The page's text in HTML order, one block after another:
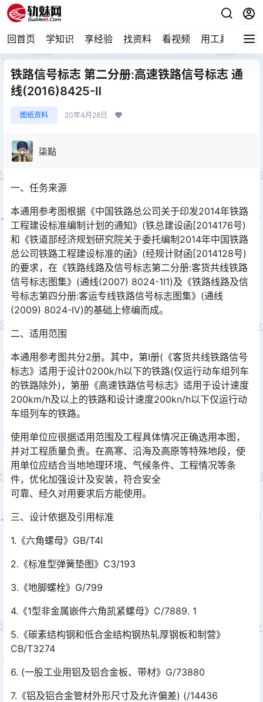
回首页 学知识 享经验 找资料 看视频 用工具 论技
铁路信号标志 第二分册:高速铁路信号标志 通
线(2016)8425-Ⅱ
图纸资料 20年4月28日
柒點
一、任务来源
本通用参考图根据《中国铁路总公司关于印发2014年铁路
工程建设标准编制计划的通知》(铁总建设函[2014176号)
和《铁道部经济规划研究院关于委托编制2014年中国铁路
总公司铁路工程建设标准的函》(经规计财函[2014128号)
的要求，在《铁路线路及信号标志第二分册:客货共线铁路
信号标志图集》(通线(2007) 8024-1I1)及《铁路线路及信
号标志第四分册:客运专线铁路信号标志图集》(通线
(2009) 8024-IV)的基础上修编而成。󠅅󠅃󠄵󠅂󠄪󠇖󠆨󠆨󠇕󠆞󠆒󠅬󠇘󠆭󠆘󠇙󠆝󠅵󠇗󠆭󠆁󠄐󠇗󠅹󠅸󠇖󠆍󠅳󠇖󠅹󠅰󠇖󠆌󠅹
二、适用范围
本通用参考图共分2册。其中，第I册(《客货共线铁路信号
标志》适用于设计0200k/h以下的铁路(仅运行动车组列车
的铁路除外)，第册《高速铁路信号标志》适用于设计速度
200km/h及以上的铁路和设计速度200kn/h以下仅运行动
车组列车的铁路。󠅅󠅃󠄵󠅂󠄪󠇖󠆨󠆨󠇕󠆞󠆒󠅬󠇘󠆭󠆘󠇙󠆝󠅵󠇗󠆭󠆁󠄐󠇗󠅹󠅸󠇖󠆍󠅳󠇖󠅹󠅰󠇖󠆌󠅹
使用单位应很据适用范围及工程具体情况正确选用本图，
并对工程质量负责。在高寒、沿海及高原等特殊地段，使
用单位应结合当地地理环境、气候条件、工程情况等条
件，优化加强设计及安装，符合安全󠅅󠅃󠄵󠅂󠄪󠇖󠆨󠆨󠇕󠆞󠆒󠅬󠇘󠆭󠆘󠇙󠆝󠅵󠇗󠆭󠆁󠄐󠇗󠅹󠅸󠇖󠆍󠅳󠇖󠅹󠅰󠇖󠆌󠅹
可靠、经久对用要求后方能使用。
三、设计依据及引用标准
1.《六角螺母》GB/T4I
2.《标准型弹簧垫图》C3/193
3.《地脚螺栓》G/799
4.《1型非金属嵌件六角凯紧螺母》C/7889. 1
5.《碳素结构钢和低合金结构钢热轧厚钢板和制营》
CB/T3274
6. (一股工业用铝及铝合金板、带材》G/73880
7.《铝及铝合金管材外形尺寸及允许偏差) (/14436